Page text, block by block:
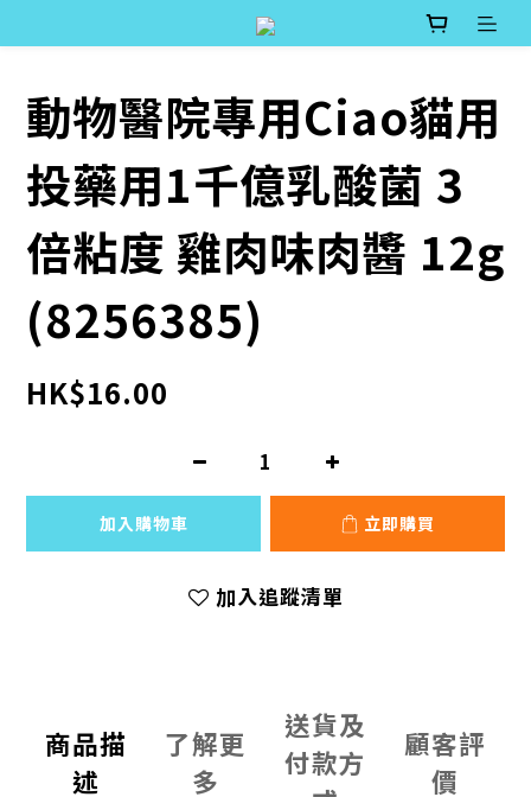
動物醫院專用Ciao貓用
投藥用1千億乳酸菌 3
倍粘度 雞肉味肉醬 12g
(8256385)
HK$16.00
加入購物車 立即購買
加入追蹤清單
商品描
述
了解更
多
送貨及
付款方
顧客評
價